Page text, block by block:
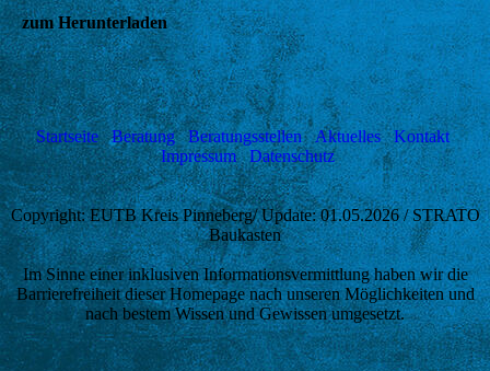
zum Herunterladen
Startseite Beratung Beratungsstellen Aktuelles Kontakt
Impressum
Datenschutz
Copyright: EUTB Kreis Pinneberg/ Update: 01.05.2026 / STRATO
Baukasten
Im Sinne einer inklusiven Informationsvermittlung haben wir die
Barrierefreiheit dieser Homepage nach unseren Möglichkeiten und
nach bestem Wissen und Gewissen umgesetzt.